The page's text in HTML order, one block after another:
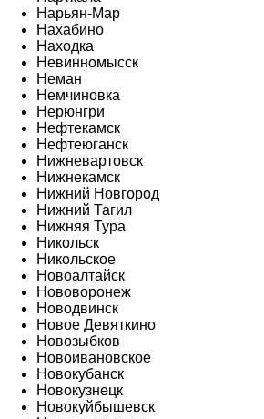
Нарьян-Мар
Нахабино
Находка
Невинномысск
Неман
Немчиновка
Нерюнгри
Нефтекамск
Нефтеюганск
Нижневартовск
Нижнекамск
Нижний Новгород
Нижний Тагил
Нижняя Тура
Никольск
Никольское
Новоалтайск
Нововоронеж
Новодвинск
Новое Девяткино
Новозыбков
Новоивановское
Новокубанск
Новокузнецк
Новокуйбышевск